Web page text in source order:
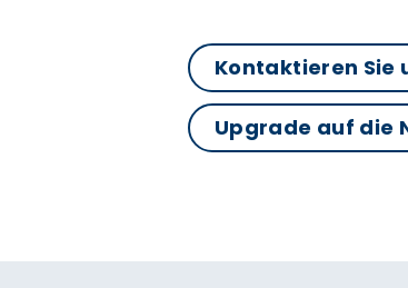
Kontaktieren Sie
Upgrade auf die